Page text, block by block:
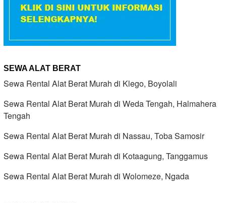
SEWA ALAT BERAT
Sewa Rental Alat Berat Murah di Klego, Boyolali
Sewa Rental Alat Berat Murah di Weda Tengah, Halmahera
Tengah
Sewa Rental Alat Berat Murah di Nassau, Toba Samosir
Sewa Rental Alat Berat Murah di Kotaagung, Tanggamus
Sewa Rental Alat Berat Murah di Wolomeze, Ngada